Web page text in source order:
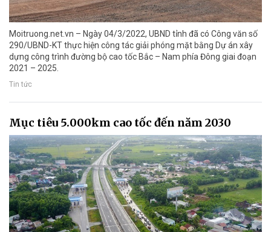
Moitruong.net.vn – Ngày 04/3/2022, UBND tỉnh đã có Công văn số
290/UBND-KT thực hiện công tác giải phóng mặt bằng Dự án xây
dựng công trình đường bộ cao tốc Bắc – Nam phía Đông giai đoạn
2021 – 2025.
Tin tức
Mục tiêu 5.000km cao tốc đến năm 2030